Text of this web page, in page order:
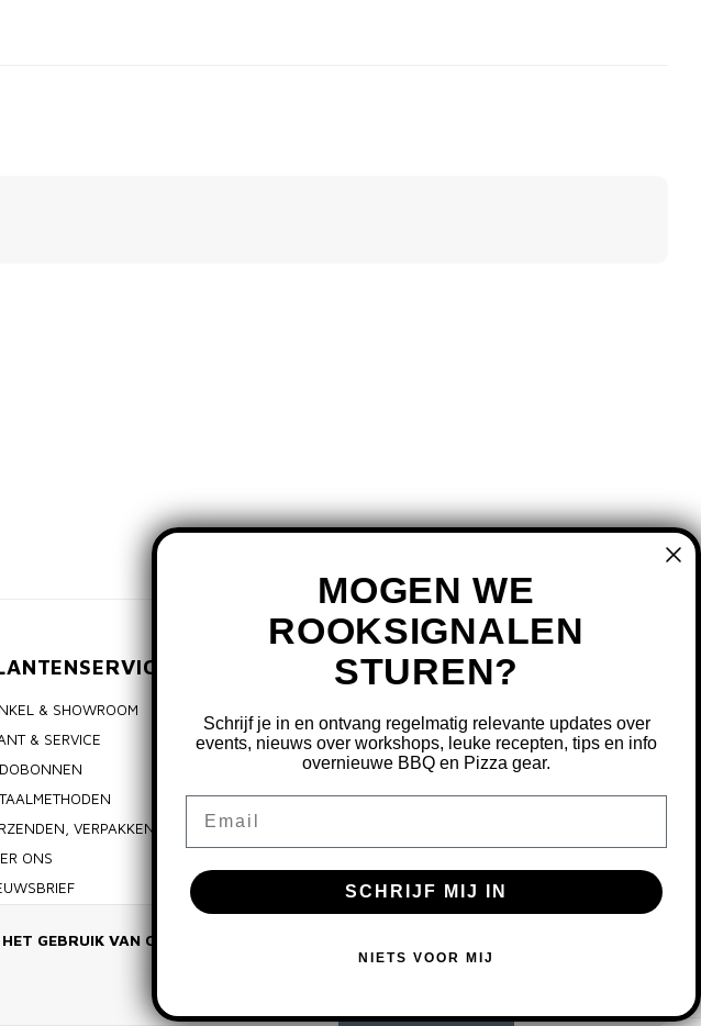
& SHOWROOM
& SERVICE
VERPAKKEN & RETOURNEREN
ONS
POLICY
MIJN ACCOUNT
MIJN BESTELLINGEN
MIJN TICKETS
MIJN VERLANGLIJST
GEBRUIK VAN COOKIES OM ONZE WEBSITE TE VERBETEREN.
MOGEN WE
ROOKSIGNALEN
STUREN?
Schrijf je in en ontvang regelmatig relevante updates over
events, nieuws over workshops, leuke recepten, tips en info
overnieuwe BBQ en Pizza gear.
SCHRIJF MIJ IN
NIETS VOOR MIJ